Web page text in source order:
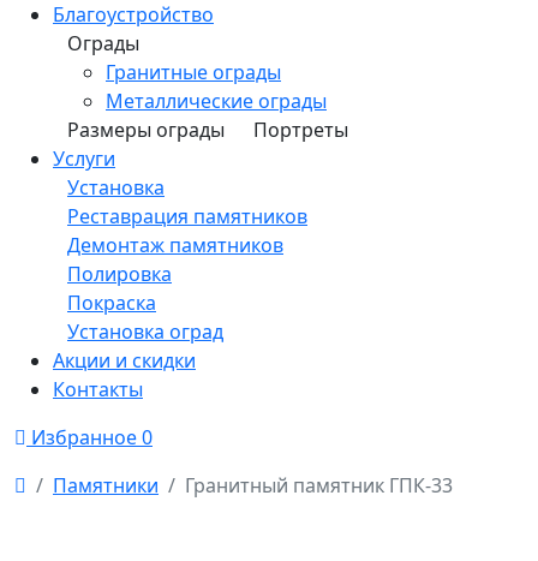
Благоустройство
Ограды
Гранитные ограды
Металлические ограды
Размеры ограды
Портреты
Услуги
Установка
Реставрация памятников
Демонтаж памятников
Полировка
Покраска
Установка оград
Акции и скидки
Контакты
Избранное0
Памятники
Гранитный памятник ГПК-33